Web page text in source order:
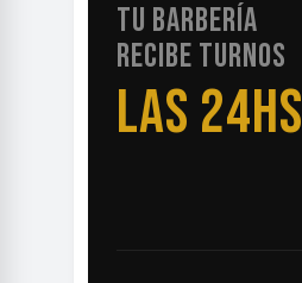
TU BARBERÍA
RECIBE TURNOS
LAS 24HS